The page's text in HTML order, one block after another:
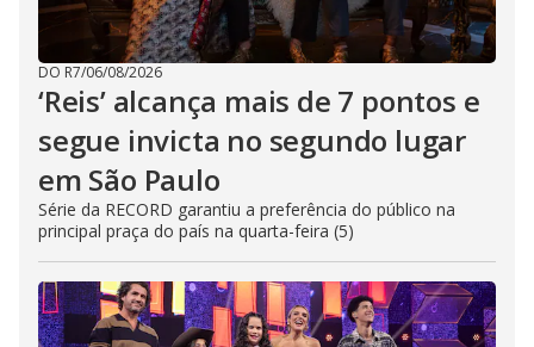
DO R7/06/08/2026
‘Reis’ alcança mais de 7 pontos e
segue invicta no segundo lugar
em São Paulo
Série da RECORD garantiu a preferência do público na
principal praça do país na quarta-feira (5)